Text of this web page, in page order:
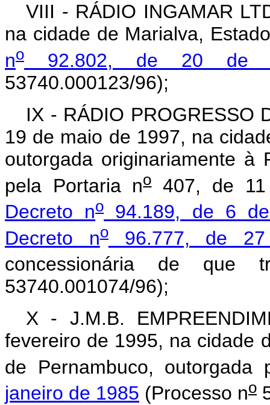
VIII - RÁDIO INGAMAR
na cidade de Marialva,
no 92.802, de 20 de
53740.000123/96);
IX - RÁDIO PROGRESSO
19 de maio de 1997, na
outorgada originariamente à
pela Portaria no407, de 11
Decreto no94.189, de 6
Decreto no96.777, de 27
concessionária de que
53740.001074/96);
X - J.M.B.
fevereiro de 1995, na cidade
de Pernambuco,
janeiro de 1985 (Processo no